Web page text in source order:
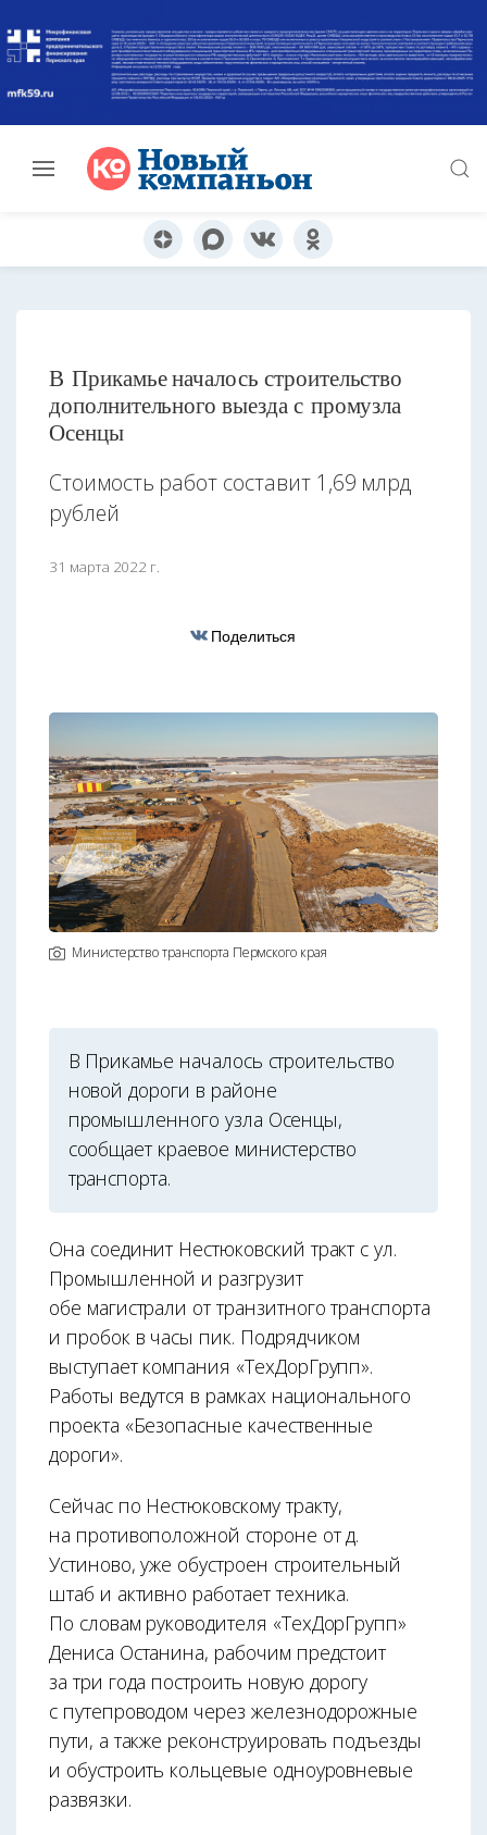
В Прикамье началось строительство
дополнительного выезда с промузла
Осенцы
Стоимость работ составит 1,69 млрд
рублей
31 марта 2022 г.
Поделиться
Министерство транспорта Пермского края
В Прикамье началось строительство
новой дороги в районе
промышленного узла Осенцы,
сообщает краевое министерство
транспорта.
Она соединит Нестюковский тракт с ул.
Промышленной и разгрузит
обе магистрали от транзитного транспорта
и пробок в часы пик. Подрядчиком
выступает компания «ТехДорГрупп».
Работы ведутся в рамках национального
проекта «Безопасные качественные
дороги».
Сейчас по Нестюковскому тракту,
на противоположной стороне от д.
Устиново, уже обустроен строительный
штаб и активно работает техника.
По словам руководителя «ТехДорГрупп»
Дениса Останина, рабочим предстоит
за три года построить новую дорогу
с путепроводом через железнодорожные
пути, а также реконструировать подъезды
и обустроить кольцевые одноуровневые
развязки.